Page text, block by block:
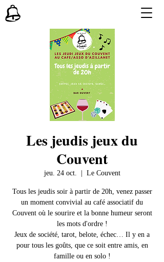
Les jeudis jeux du
Couvent
jeu. 24 oct. Le Couvent
Tous les jeudis soir à partir de 20h, venez passer
un moment convivial au café associatif du
Couvent où le sourire et la bonne humeur seront
les mots d'ordre !
Jeux de société, tarot, belote, échec… Il y en a
pour tous les goûts, que ce soit entre amis, en
famille ou en solo !